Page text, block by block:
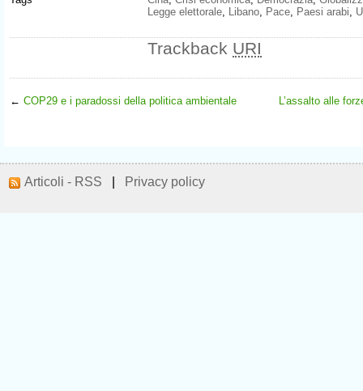
Legge elettorale, Libano, Pace, Paesi arabi,
Trackback URI
← COP29 e i paradossi della politica ambientale L’assalto alle
Articoli - RSS Privacy policy